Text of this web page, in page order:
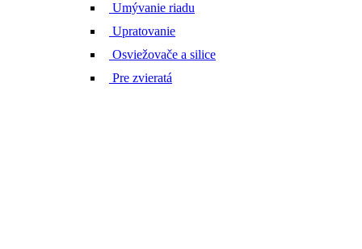
Umývanie riadu
Upratovanie
Osviežovače a silice
Pre zvieratá